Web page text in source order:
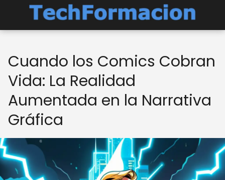
Cuando los Comics Cobran
Vida: La Realidad
Aumentada en la Narrativa
Gráfica